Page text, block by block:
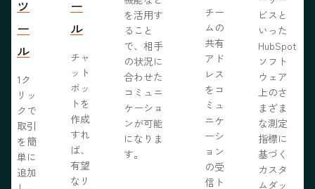
ツ
ー
ル
1ク
リッ
クで
取引
を簡
単に
追加
ー
ル
チャ
ット
ボッ
トを
作成
すれ
ば、
有望
なリ
を活用す
ること
で、相手
の状況に
合わせた
コミュニ
ケーショ
ンが可能
になりま
す。
チー
ムの
共有
アド
レス
をコ
ミュ
ニケ
ーシ
ョン
の受
信ト
ビスと
いった
HubSpot
ソフト
ウェア
上のさ
まざま
な測定
指標に
基づく
カスタ
ムダッ